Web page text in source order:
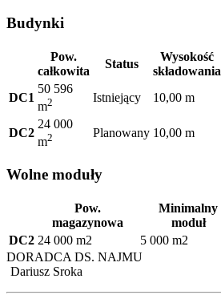
Budynki
Pow.
całkowita
Status
Wysokość
składowania
DC1
50 596
m2 Istniejący 10,00 m
DC2
24 000
m2 Planowany 10,00 m
Wolne moduły
Pow.
magazynowa
Minimalny
moduł
DC2 24 000 m2 5 000 m2
DORADCA DS. NAJMU
Dariusz Sroka